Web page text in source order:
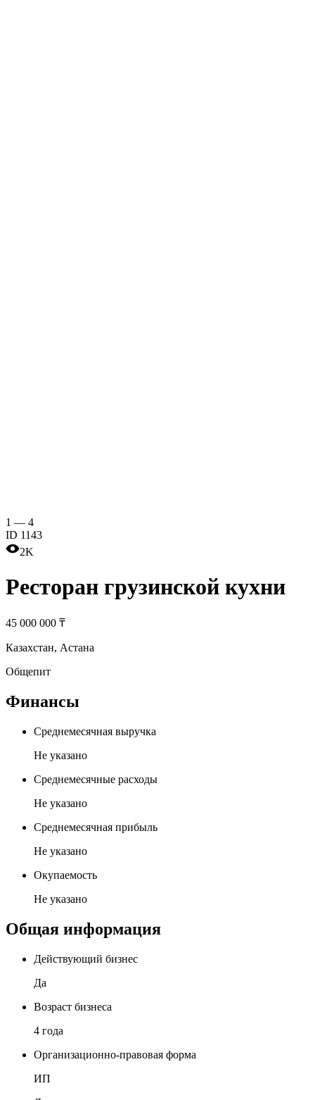
1 — 4
ID 1143
2K
Ресторан грузинской кухни
45 000 000 ₸
Казахстан, Астана
Общепит
Финансы
Среднемесячная выручка
Не указано
Среднемесячные расходы
Не указано
Среднемесячная прибыль
Не указано
Окупаемость
Не указано
Общая информация
Действующий бизнес
Да
Возраст бизнеса
4 года
Организационно-правовая форма
ИП